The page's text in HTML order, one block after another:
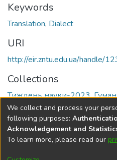
Keywords
Translation, Dialect
URI
http://eir.zntu.edu.ua/handle/
Collections
Тиждень науки-2023.
Full item page
DSpace software
Cookie
We collect and process your
following purposes:
Acknowledgement and
To learn more, please read our